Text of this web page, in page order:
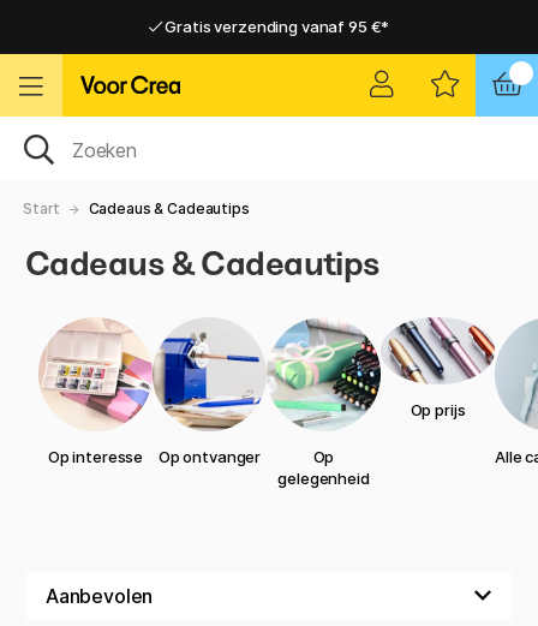
Gratis verzending vanaf 95 €*
Gratis verzending vanaf 95 €*
Start Cadeaus & Cadeautips
Cadeaus & Cadeautips
Op interesse Op ontvanger
Op
gelegenheid
Op prijs
Alle